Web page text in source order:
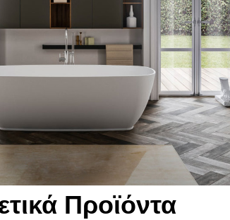
Προϊόντα